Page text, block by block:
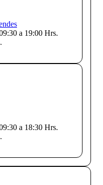
a 19:00 Hrs.
a 18:30 Hrs.